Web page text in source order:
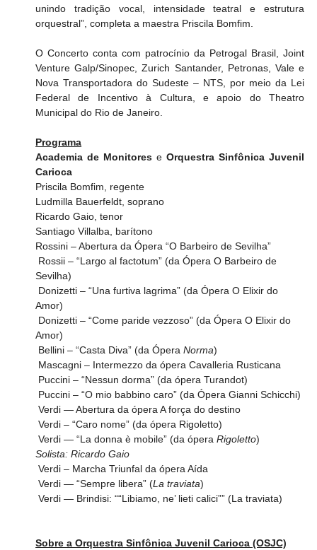
unindo tradição vocal, intensidade teatral e estrutura
orquestral”, completa a maestra Priscila Bomfim.
O Concerto conta com patrocínio da Petrogal Brasil, Joint
Venture Galp/Sinopec, Zurich Santander, Petronas, Vale e
Nova Transportadora do Sudeste – NTS, por meio da Lei
Federal de Incentivo à Cultura, e apoio do Theatro
Municipal do Rio de Janeiro.
Programa
Academia de Monitores e Orquestra Sinfônica Juvenil
Carioca
Priscila Bomfim, regente
Ludmilla Bauerfeldt, soprano
Ricardo Gaio, tenor
Santiago Villalba, barítono
Rossini – Abertura da Ópera “O Barbeiro de Sevilha”
Rossii – “Largo al factotum” (da Ópera O Barbeiro de
Sevilha)
Donizetti – “Una furtiva lagrima” (da Ópera O Elixir do
Amor)
Donizetti – “Come paride vezzoso” (da Ópera O Elixir do
Amor)
Bellini – “Casta Diva” (da Ópera Norma)
Mascagni – Intermezzo da ópera Cavalleria Rusticana
Puccini – “Nessun dorma” (da ópera Turandot)
Puccini – “O mio babbino caro” (da Ópera Gianni Schicchi)
Verdi — Abertura da ópera A força do destino
Verdi – “Caro nome” (da ópera Rigoletto)
Verdi — “La donna è mobile” (da ópera Rigoletto)
Solista: Ricardo Gaio
Verdi – Marcha Triunfal da ópera Aída
Verdi — “Sempre libera” (La traviata)
Verdi — Brindisi: ““Libiamo, ne’ lieti calici”” (La traviata)
Sobre a Orquestra Sinfônica Juvenil Carioca (OSJC)